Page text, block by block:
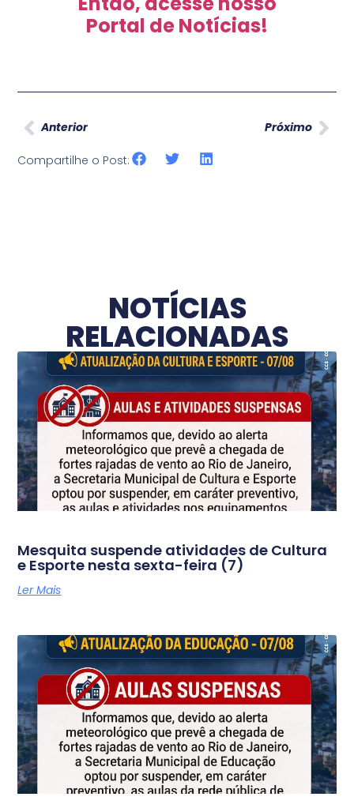
Portal de Notícias!
Anterior Próximo
Compartilhe o Post:
NOTÍCIAS
RELACIONADAS
Mesquita suspende atividades de Cultura
e Esporte nesta sexta-feira (7)
Ler Mais